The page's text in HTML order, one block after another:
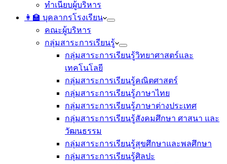
ทำเนียบผู้บริหาร
👩‍🏫 บุคลากรโรงเรียน
คณะผู้บริหาร
กลุ่มสาระการเรียนรู้
กลุ่มสาระการเรียนรู้วิทยาศาสตร์และ
เทคโนโลยี
กลุ่มสาระการเรียนรู้คณิตศาสตร์
กลุ่มสาระการเรียนรู้ภาษาไทย
กลุ่มสาระการเรียนรู้ภาษาต่างประเทศ
กลุ่มสาระการเรียนรู้สังคมศึกษา ศาสนา และ
วัฒนธรรม
กลุ่มสาระการเรียนรู้สุขศึกษาและพลศึกษา
กลุ่มสาระการเรียนรู้ศิลปะ